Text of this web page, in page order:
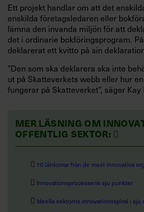
Ett projekt handlar om att det
enskilda före­tagsledaren eller
lämna den invanda miljön för att
det i ordinarie bokföringsprogram.
deklarerat ett kvitto på sin
”Den som ska deklarera ska inte
ut på Skatteverkets webb eller hur
fungerar på Skatteverket”, säger Kay
MER LÄSNING OM
OFFENTLIG SEKTOR: 
 10 lärdomar från de mest innovativa
 Innovationsprocessens sju punkter
 Ideella sektorns innovationsspiral i sju